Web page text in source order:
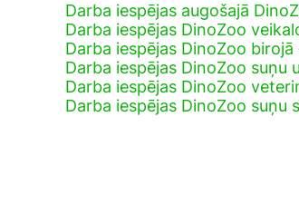
Darba iespējas augošajā
Darba iespējas DinoZoo
Darba iespējas DinoZoo
Darba iespējas DinoZoo suņu
Darba iespējas DinoZoo
Darba iespējas DinoZoo suņu